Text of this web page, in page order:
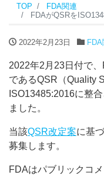
TOP
FDA関連
FDAがQSRを
2022年2月23日 FDA
2022年2月23日付で
であるQSR（Quality
ISO13485:2016に整
ました。
当該QSR改定案に基
募集します。
FDAはパブリックコ